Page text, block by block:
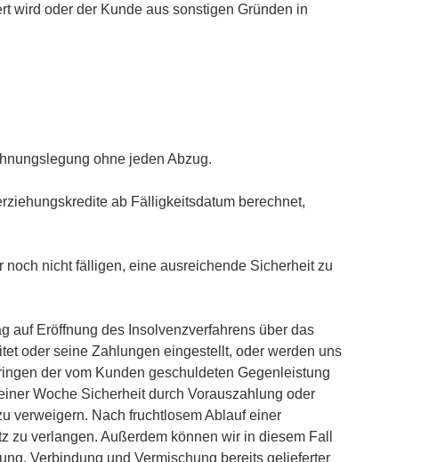
wird oder der Kunde aus sonstigen Gründen in
ohne jeden Abzug.
ab Fälligkeitsdatum berechnet,
nicht fälligen, eine ausreichende Sicherheit zu
auf Eröffnung des Insolvenzverfahrens über das
oder seine Zahlungen eingestellt, oder werden uns
der vom Kunden geschuldeten Gegenleistung
Woche Sicherheit durch Vorauszahlung oder
verweigern. Nach fruchtlosem Ablauf einer
verlangen. Außerdem können wir in diesem Fall
Verbindung und Vermischung bereits gelieferter